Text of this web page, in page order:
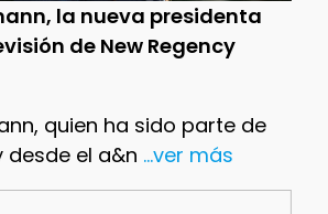
la nueva presidenta
de New Regency
quien ha sido parte de
desde el a&n ...ver más